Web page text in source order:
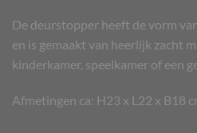
De deurstopper heeft de vorm
en is gemaakt van heerlijk zacht
kinderkamer, speelkamer of een
Afmetingen ca: H23 x L22 x B18